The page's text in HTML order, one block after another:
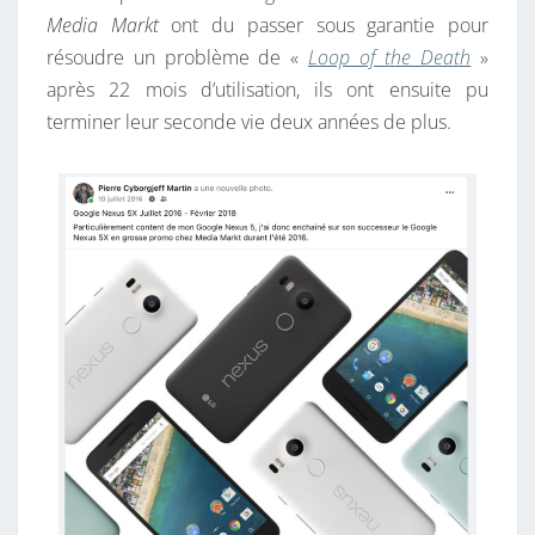
8
P
R
O
Media Marktont du passer sous garantie pour
résoudre un problème de « Loop of the Death »
après 22 mois d’utilisation, ils ont ensuite pu
terminer leur seconde vie deux années de plus.